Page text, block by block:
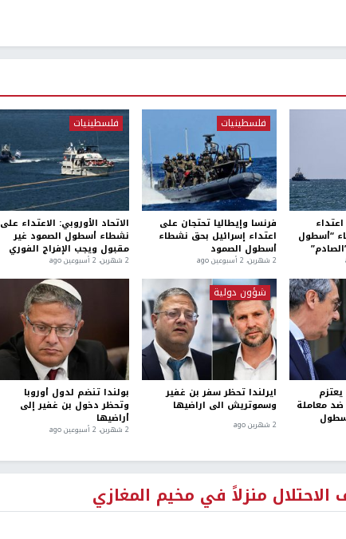
“أسطول
فلسطينيات
فرنسا وإيطاليا تحتجان على
اعتداء إسرائيل بحق نشطاء
أسطول الصمود
2 شهرين، 2 أسبوعين ago
فلسطينيات
الاتحاد الأوروبي: الاعتداء على
نشطاء أسطول الصمود غير
مقبول ويجب الإفراج الفوري
2 شهرين، 2 أسبوعين ago
ضد معاملة
شؤون دولية
ايرلندا تحظر سفر بن غفير
وسموتريش الى اراضيها
2 شهرين ago
بولندا تنضم لدول أوروبا
وتحظر دخول بن غفير إلى
أراضيها
2 شهرين، 2 أسبوعين ago
منزلاً في مخيم المغازي